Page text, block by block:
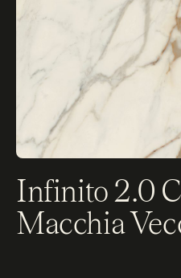
Infinito 2.0
Macchia